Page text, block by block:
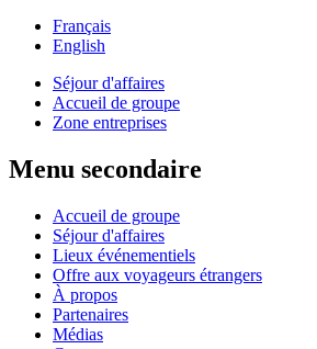
Français
English
Séjour d'affaires
Accueil de groupe
Zone entreprises
Menu secondaire
Accueil de groupe
Séjour d'affaires
Lieux événementiels
Offre aux voyageurs étrangers
À propos
Partenaires
Médias